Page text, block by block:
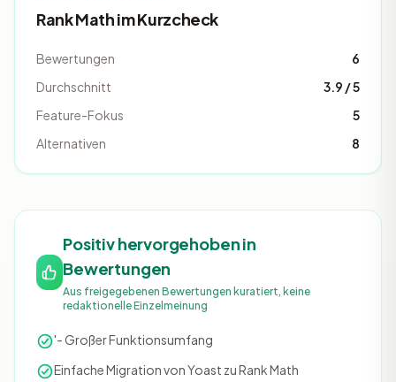
Rank Math im Kurzcheck
Bewertungen
6
Durchschnitt
3.9 / 5
Feature-Fokus
5
Alternativen
8
Positiv hervorgehoben in
Bewertungen
Aus freigegebenen Bewertungen kuratiert, keine
redaktionelle Einzelmeinung
'- Großer Funktionsumfang
Einfache Migration von Yoast zu Rank Math